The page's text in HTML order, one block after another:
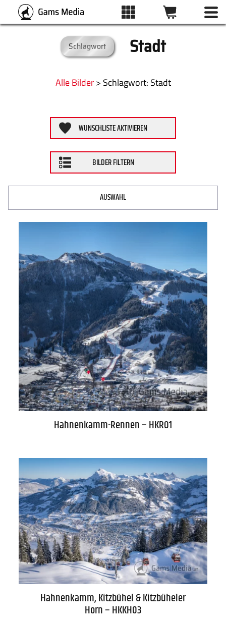
DRUCKARTEN
WUNSCHLISTE
ÜBER UNS
WARENKORB
Datenschutz
Impressum
Zahlung
Gütesiegel
Schlagwort Stadt
Alle Bilder> : Stadt
WUNSCHLISTE AKTIVIEREN
BILDER FILTERN
Hahnenkamm-Rennen – HKR01
Hahnenkamm, Kitzbühel & Kitzbüheler
Horn – HKKH03
BILDFILTER